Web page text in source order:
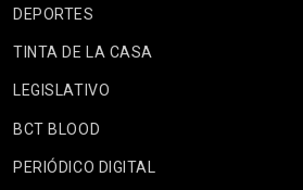
DEPORTES
TINTA DE LA CASA
LEGISLATIVO
BCT BLOOD
PERIÓDICO DIGITAL